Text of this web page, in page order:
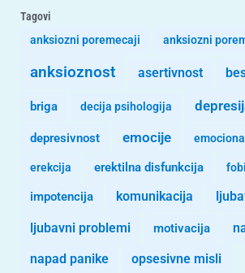
Tagovi
anksiozni poremecaji
anksiozni
anksioznost asertivnost
briga decija psihologija
depresivnost emocije
erekcija erektilna disfunkcija
impotencija komunikacija
ljubavni problemi motivacija
napad panike opsesivne misli